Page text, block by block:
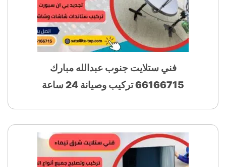
فني ستلايت جنوب عبدالله مبارك
66166715 تركيب وصيانة 24 ساعة